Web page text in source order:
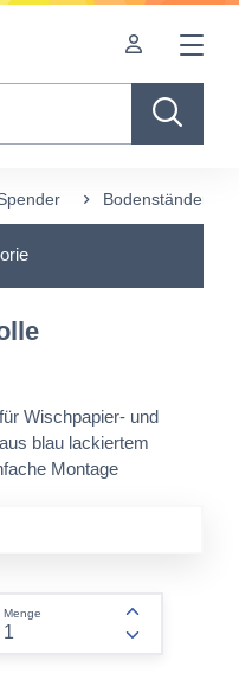
Bodenständer
Wischpapier- und
blau lackiertem
Montage
Menge